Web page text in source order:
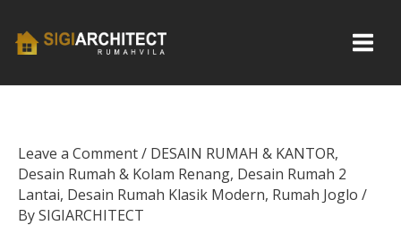
Leave a Comment/ DESAIN RUMAH & KANTOR,
Desain Rumah & Kolam Renang, Desain Rumah 2
Lantai, Desain Rumah Klasik Modern, Rumah Joglo /
BySIGIARCHITECT